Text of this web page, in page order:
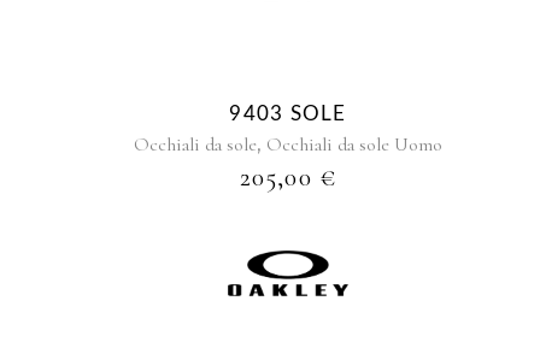
9403 SOLE
Occhiali da sole, Occhiali da sole Uomo
205,00 €